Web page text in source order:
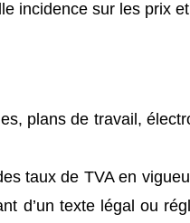
incidence sur les prix
plans de travail,
taux de TVA en
d’un texte légal ou